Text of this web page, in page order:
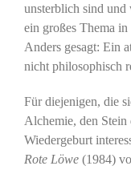
unsterblich sind
ein großes Thema
Anders gesagt: Ein
nicht philosophisch
Für diejenigen, die
Alchemie, den Stein
Wiedergeburt
Rote Löwe(1984)